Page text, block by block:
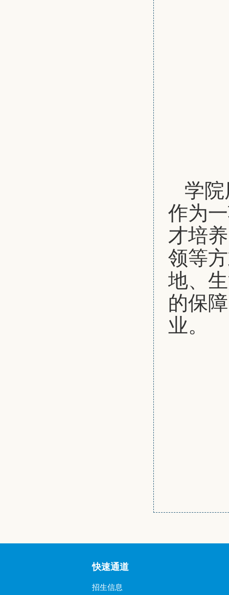
学
作为
才培
领等
地、
的保
业。
快速通道
招生信息